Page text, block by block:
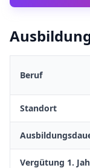
Beruf
Standort
Vergütung 1.